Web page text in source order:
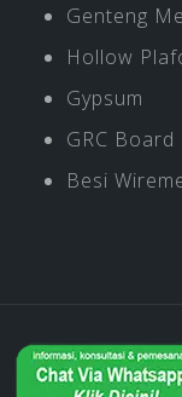
Genteng
Hollow
Gypsum
GRC Board
Besi
Copyright ©